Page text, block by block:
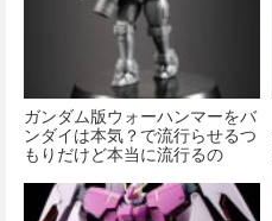
ガンダム版ウォーハンマーをバ
ンダイは本気？で流行らせるつ
もりだけど本当に流行るの